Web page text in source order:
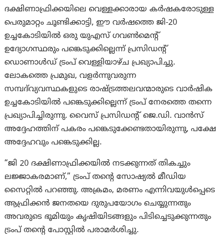
ദക്ഷിണാഫ്രിക്കയിലെ വെള്ളക്കാരായ കർഷകരോടുള്ള
പെരുമാറ്റം ചൂണ്ടിക്കാട്ടി, ഈ വർഷത്തെ ജി-20
ഉച്ചകോടിയിൽ ഒരു യുഎസ് ഗവൺമെന്റ്
ഉദ്യോഗസ്ഥരും പങ്കെടുക്കില്ലെന്ന് പ്രസിഡന്റ്
ഡൊണാൾഡ് ട്രംപ് വെള്ളിയാഴ്ച പ്രഖ്യാപിച്ചു.
ലോകത്തെ പ്രമുഖ, വളർന്നുവരുന്ന
സമ്പദ്‌വ്യവസ്ഥകളുടെ രാഷ്ട്രത്തലവന്മാരുടെ വാർഷിക
ഉച്ചകോടിയിൽ പങ്കെടുക്കില്ലെന്ന് ട്രംപ് നേരത്തെ തന്നെ
പ്രഖ്യാപിച്ചിരുന്നു. വൈസ് പ്രസിഡന്റ് ജെ.ഡി. വാൻസ്
അദ്ദേഹത്തിന് പകരം പങ്കെടുക്കേണ്ടതായിരുന്നു, പക്ഷേ
അദ്ദേഹവും പങ്കെടുക്കില്ല.
“ജി 20 ദക്ഷിണാഫ്രിക്കയിൽ നടക്കുന്നത് തികച്ചും
ലജ്ജാകരമാണ്,” ട്രംപ് തന്റെ സോഷ്യൽ മീഡിയ
സൈറ്റിൽ പറഞ്ഞു. അക്രമം, മരണം എന്നിവയുൾപ്പെടെ
ആഫ്രിക്കൻ ജനതയെ ദുരുപയോഗം ചെയ്യുന്നതും
അവരുടെ ഭൂമിയും കൃഷിയിടങ്ങളും പിടിച്ചെടുക്കുന്നതും
ട്രംപ് തന്റെ പോസ്റ്റിൽ പരാമർശിച്ചു.